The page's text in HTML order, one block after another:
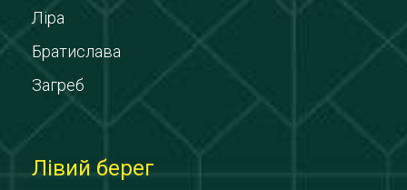
Ліра
Братислава
Загреб
Лівий берег